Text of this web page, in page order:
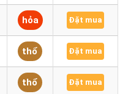
hỏa Đặt mua
thổ Đặt mua
thổ Đặt mua